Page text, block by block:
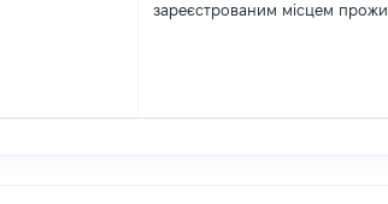
зареєстрованим місцем